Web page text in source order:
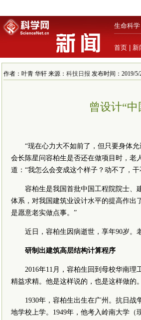
生命科学
首页 新
作者：叶青 华轩 来源： 科技日报 发布时间：2019/5/
曾设计“
“现在心力大不如前了，但只要身体
会长陈星问容柏生是否还在做项目时，老
道：“我怎么会变成这个样子？动不了，干
容柏生是我国首批中国工程院院士、
体系，对我国建筑业设计水平的提高作出
是愿意老实做点事。”
近日，容柏生因病逝世，享年90岁。
研制出建筑高层结构计算程序
2016年11月，容柏生回到母校华南理
精益求精。他是这样说的，也是这样做的。
1930年，容柏生出生在广州。抗日
地学校上学。1949年，他考入岭南大学